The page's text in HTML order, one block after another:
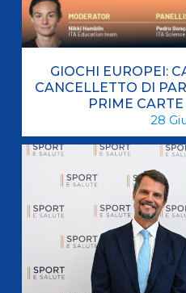
GIOCHI EUROPEI:
CANCELLETTO DI
PRIME
28